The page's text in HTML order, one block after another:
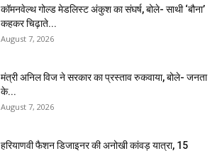
कॉमनवेल्थ गोल्ड मेडलिस्ट अंकुश का संघर्ष, बोले- साथी ‘बौना’
कहकर चिढ़ाते...
August 7, 2026
मंत्री अनिल विज ने सरकार का प्रस्ताव रुकवाया, बोले- जनता
के...
August 7, 2026
हरियाणवी फैशन डिजाइनर की अनोखी कांवड़ यात्रा, 15